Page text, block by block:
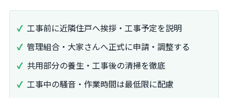
工事前に近隣住戸へ挨拶・工事予定を説明
管理組合・大家さんへ正式に申請・調整する
共用部分の養生・工事後の清掃を徹底
工事中の騒音・作業時間は最低限に配慮